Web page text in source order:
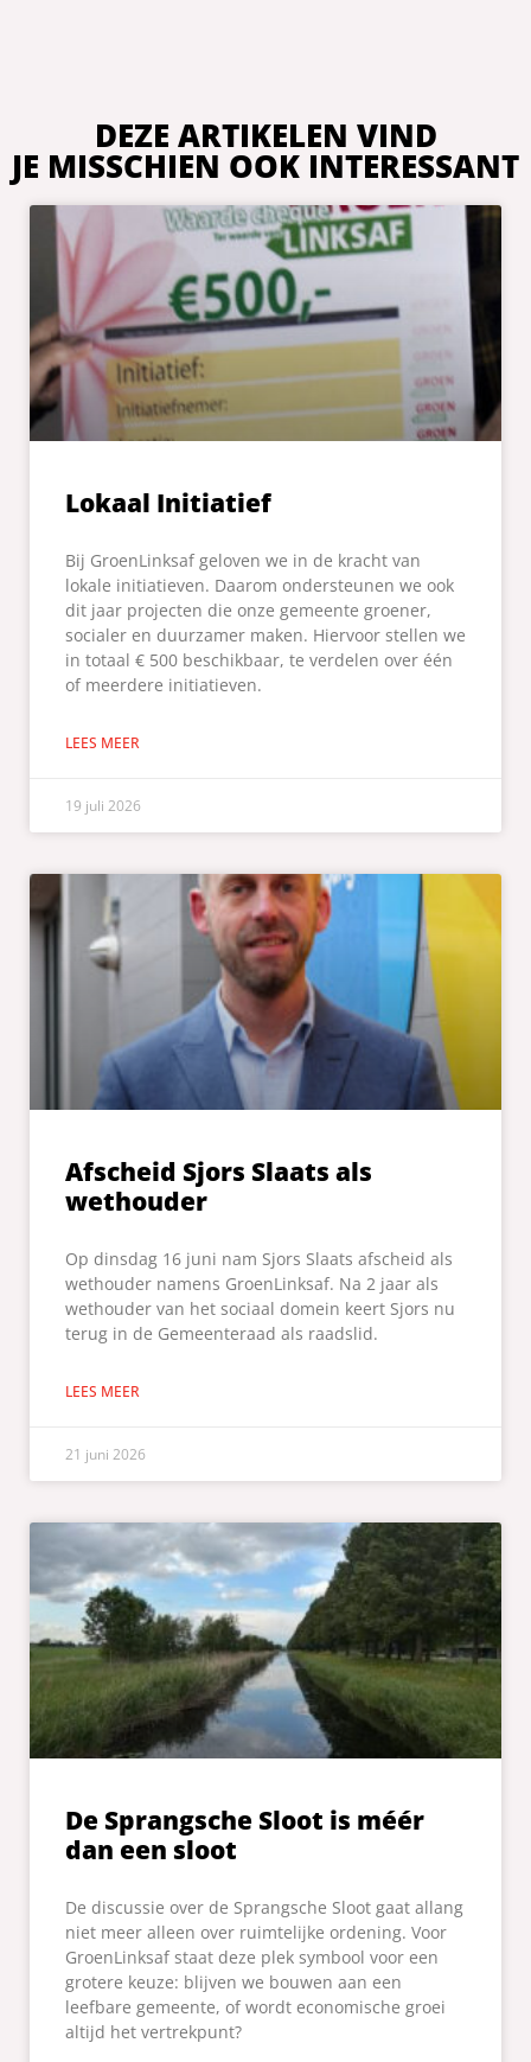
DEZE ARTIKELEN VIND
JE MISSCHIEN OOK INTERESSANT
Lokaal Initiatief
Bij GroenLinksaf geloven we in de kracht van
lokale initiatieven. Daarom ondersteunen we ook
dit jaar projecten die onze gemeente groener,
socialer en duurzamer maken. Hiervoor stellen we
in totaal € 500 beschikbaar, te verdelen over één
of meerdere initiatieven.
LEES MEER
19 juli 2026
Afscheid Sjors Slaats als
wethouder
Op dinsdag 16 juni nam Sjors Slaats afscheid als
wethouder namens GroenLinksaf. Na 2 jaar als
wethouder van het sociaal domein keert Sjors nu
terug in de Gemeenteraad als raadslid.
LEES MEER
21 juni 2026
De Sprangsche Sloot is méér
dan een sloot
De discussie over de Sprangsche Sloot gaat allang
niet meer alleen over ruimtelijke ordening. Voor
GroenLinksaf staat deze plek symbool voor een
grotere keuze: blijven we bouwen aan een
leefbare gemeente, of wordt economische groei
altijd het vertrekpunt?